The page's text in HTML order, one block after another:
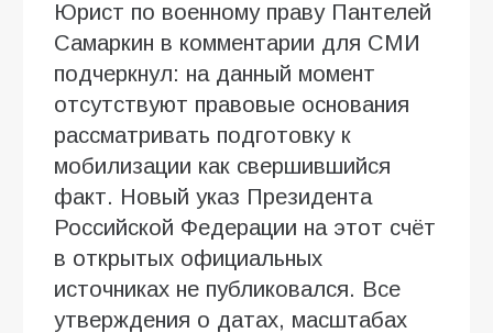
Юрист по военному праву Пантелей
Самаркин в комментарии для СМИ
подчеркнул: на данный момент
отсутствуют правовые основания
рассматривать подготовку к
мобилизации как свершившийся
факт. Новый указ Президента
Российской Федерации на этот счёт
в открытых официальных
источниках не публиковался. Все
утверждения о датах, масштабах